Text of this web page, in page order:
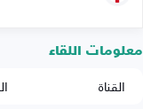
معلومات اللقاء
القناة